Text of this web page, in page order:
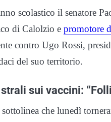
scolastico il senatore
di Calolzio e promotore
contro Ugo Rossi,
del suo territorio.
sui vaccini:
che lunedì